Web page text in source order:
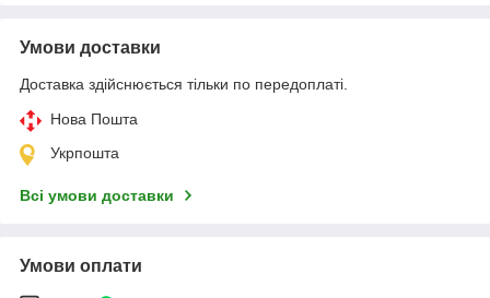
Умови доставки
Доставка здійснюється тільки по передоплаті.
Нова Пошта
Укрпошта
Всі умови доставки
Умови оплати